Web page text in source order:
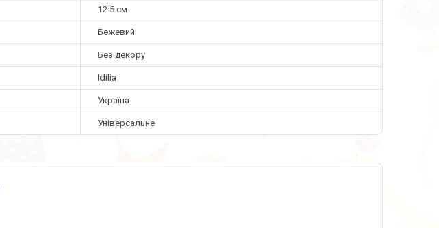
12.5 см
Бежевий
Без декору
Idilia
Україна
Універсальне